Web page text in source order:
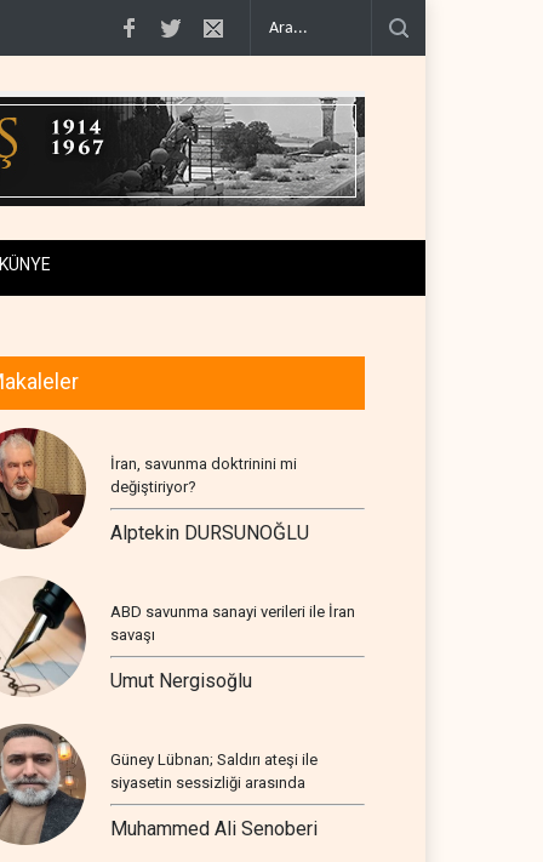
geçiş.. Trump, mühimmat krizini ifşa edenleri tehdit etti..
KÜNYE
İran, savunma doktrinini mi
değiştiriyor?
Alptekin DURSUNOĞLU
ABD savunma sanayi verileri ile İran
savaşı
Umut Nergisoğlu
Güney Lübnan; Saldırı ateşi ile
siyasetin sessizliği arasında
Muhammed Ali Senoberi